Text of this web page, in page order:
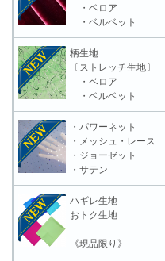
・ベロア
・ベルベット
柄生地
〔ストレッチ生地〕
・ベロア
・ベルベット
・パワーネット
・メッシュ・レース
・ジョーゼット
・サテン
ハギレ生地
おトク生地
《現品限り》